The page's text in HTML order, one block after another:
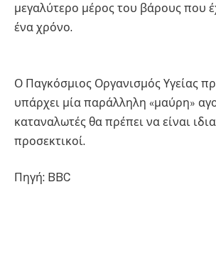
μεγαλύτερο μέρος του βάρους που
ένα χρόνο.
Ο Παγκόσμιος Οργανισμός Υγείας
υπάρχει μία παράλληλη «μαύρη»
καταναλωτές θα πρέπει να είναι
προσεκτικοί.
Πηγή: BBC